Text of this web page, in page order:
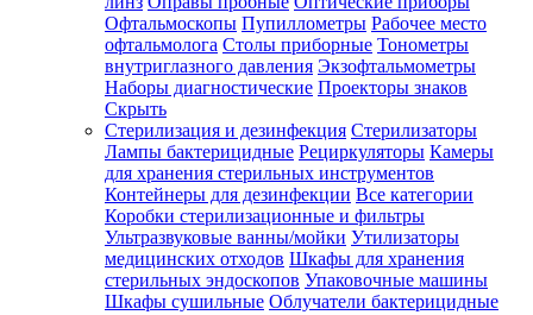
Офтальмоскопы Пупиллометры Рабочее место
офтальмолога Столы приборные Тонометры
внутриглазного давления Экзофтальмометры
Наборы диагностические Проекторы знаков
Скрыть
Стерилизация и дезинфекция Стерилизаторы
Лампы бактерицидные Рециркуляторы Камеры
для хранения стерильных инструментов
Контейнеры для дезинфекции Все категории
Коробки стерилизационные и фильтры
Ультразвуковые ванны/мойки Утилизаторы
медицинских отходов Шкафы для хранения
стерильных эндоскопов Упаковочные машины
Шкафы сушильные Облучатели бактерицидные